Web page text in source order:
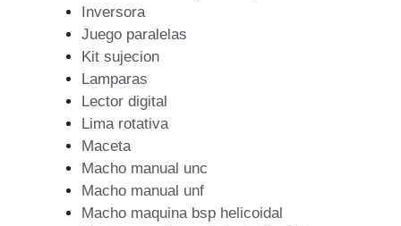
Inversora
Juego paralelas
Kit sujecion
Lamparas
Lector digital
Lima rotativa
Maceta
Macho manual unc
Macho manual unf
Macho maquina bsp helicoidal